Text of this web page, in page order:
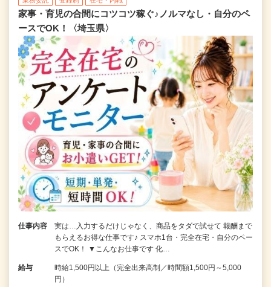
家事・育児の合間にコツコツ稼ぐ♪ノルマなし・自分のペ
ースでOK！〈埼玉県〉
仕事内容
実は…入力するだけじゃなく、商品をタダで試せて 報酬まで
もらえるお得な仕事です♪ スマホ1台・完全在宅・自分のペー
スでOK！ ▼こんなお仕事です 化…
給与
時給1,500円以上（完全出来高制／時間額1,500円～5,000
円）